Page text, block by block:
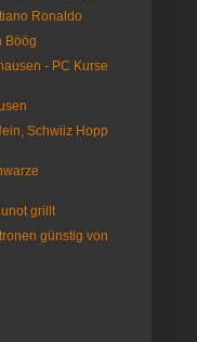
Ronaldo
Böög
- PC Kurse
Schwiiz Hopp
grillt
günstig von